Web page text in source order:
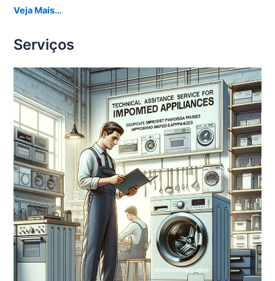
Veja Mais…
Serviços